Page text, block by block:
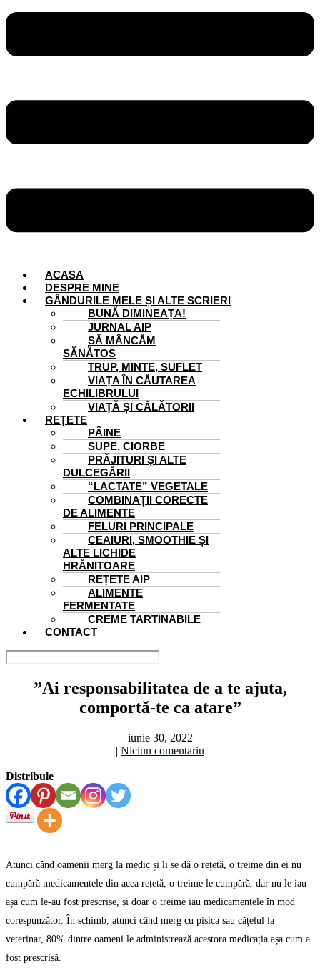
ACASA
DESPRE MINE
GÂNDURILE MELE ȘI ALTE SCRIERI
BUNĂ DIMINEAȚA!
JURNAL AIP
SĂ MÂNCĂM
SĂNĂTOS
TRUP, MINTE, SUFLET
VIAȚA ÎN CĂUTAREA
ECHILIBRULUI
VIAȚĂ ȘI CĂLĂTORII
REȚETE
PÂINE
SUPE, CIORBE
PRĂJITURI ȘI ALTE
DULCEGĂRII
“LACTATE” VEGETALE
COMBINAȚII CORECTE
DE ALIMENTE
FELURI PRINCIPALE
CEAIURI, SMOOTHIE ȘI
ALTE LICHIDE
HRĂNITOARE
REȚETE AIP
ALIMENTE
FERMENTATE
CREME TARTINABILE
CONTACT
”Ai responsabilitatea de a te ajuta,
comportă-te ca atare”
iunie 30, 2022
| Niciun comentariu
Distribuie
Atunci când oamenii merg la medic și li se dă o rețetă, o treime din ei nu
cumpără medicamentele din acea rețetă, o treime le cumpără, dar nu le iau
așa cum le-au fost prescrise, și doar o treime iau medicamentele în mod
corespunzător. În schimb, atunci când merg cu pisica sau cățelul la
veterinar, 80% dintre oameni le administrează acestora medicația așa cum a
fost prescrisă.